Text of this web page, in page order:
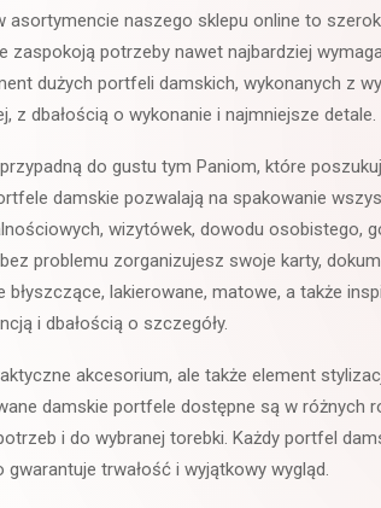
asortymencie naszego sklepu online to
zaspokoją potrzeby nawet najbardziej
dużych portfeli damskich, wykonanych z
z dbałością o wykonanie i najmniejsze detale.
do gustu tym Paniom, które
damskie pozwalają na spakowanie
wizytówek, dowodu osobistego,
problemu zorganizujesz swoje karty,
lakierowane, matowe, a także
i dbałością o szczegóły.
akcesorium, ale także element
damskie portfele dostępne są w różnych
i do wybranej torebki. Każdy portfel
trwałość i wyjątkowy wygląd.